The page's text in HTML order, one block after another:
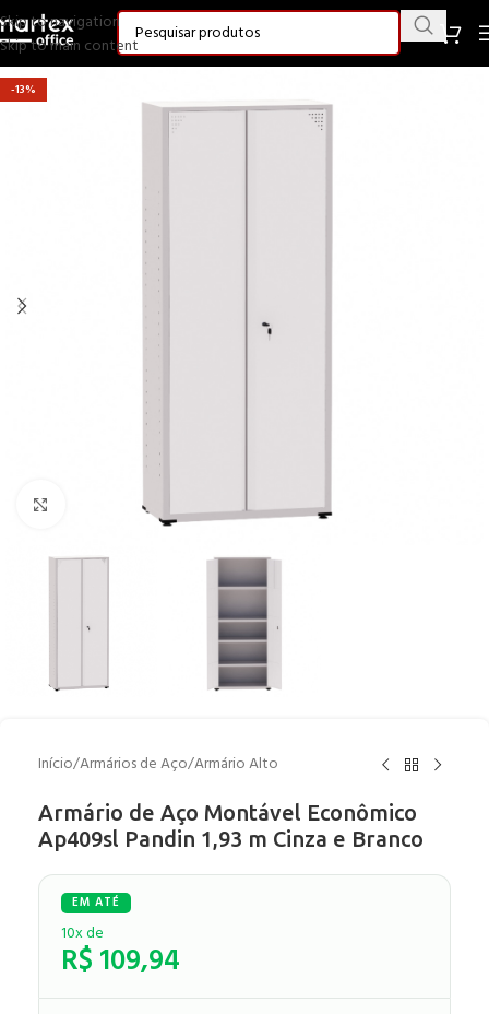
Skip to navigation
Skip to main content
-13%
Clique para ampliar
Início/Armários de Aço/Armário Alto
Armário de Aço Montável Econômico
Ap409sl Pandin 1,93 m Cinza e Branco
10x de
R$109,94